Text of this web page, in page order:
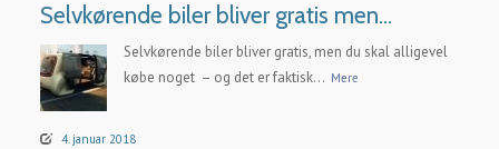
Selvkørende biler bliver gratis men…
Selvkørende biler bliver gratis, men du skal alligevel
købe noget – og det er faktisk... Mere
4. januar 2018